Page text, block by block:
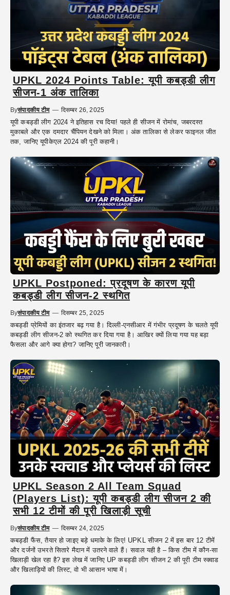
UPKL 2024 Points Table: यूपी कबड्डी लीग
सीजन-1 अंक तालिका
Byसंपादकीय टीम — दिसम्बर 26, 2025
यूपी कबड्डी लीग 2024 ने इतिहास रच दिया! पहले ही सीजन में रोमांच, जबरदस्त
मुकाबले और एक दमदार चैंपियन देखने को मिला। अंक तालिका से लेकर फाइनल जीत
तक, जानिए यूपीकेएल 2024 की पूरी कहानी।
UPKL Postponed: प्रदूषण के कारण यूपी
कबड्डी लीग सीजन-2 स्थगित
Byसंपादकीय टीम — दिसम्बर 25, 2025
कबड्डी प्रेमियों का इंतजार बढ़ गया है। दिल्ली-एनसीआर में गंभीर प्रदूषण के चलते यूपी
कबड्डी लीग सीजन-2 को स्थगित कर दिया गया है। आखिर क्यों लिया गया यह बड़ा
फैसला और आगे क्या होगा? जानिए पूरी जानकारी।
UPKL Season 2 All Team Squad
(Players List): यूपी कबड्डी लीग सीजन 2 की
सभी 12 टीमों की पूरी खिलाड़ी सूची
Byसंपादकीय टीम — दिसम्बर 24, 2025
कबड्डी फैंस, तैयार हो जाइए बड़े धमाके के लिए! UPKL सीजन 2 में इस बार 12 टीमें
और दर्जनों उभरते सितारे मैदान में उतरने वाले हैं। सवाल यही है – किस टीम में कौन-सा
खिलाड़ी खेल रहा है? इस लेख में जानिए UP कबड्डी लीग सीजन 2 की पूरी टीम स्क्वाड
और खिलाड़ियों की लिस्ट, वो भी आसान भाषा में।